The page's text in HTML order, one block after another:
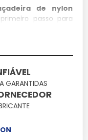
de nylon
passo para
operação técnica.
que unam
o que há de mais
estruturais
GARANTIDAS